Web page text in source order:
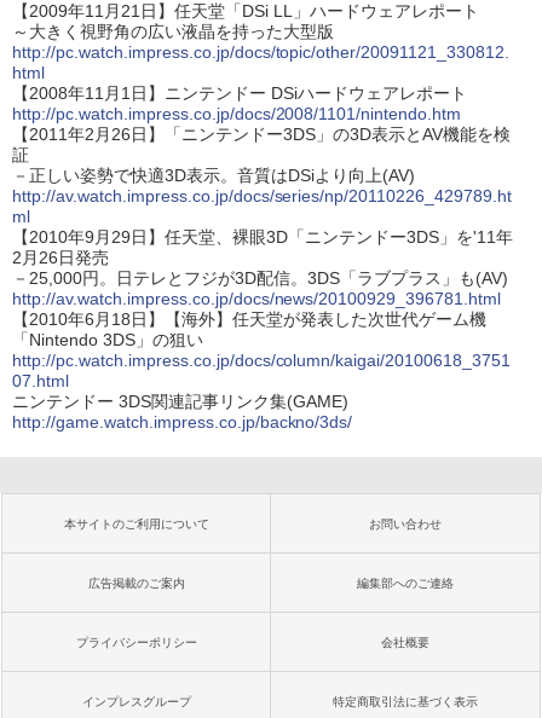
【2009年11月21日】任天堂「DSi LL」ハードウェアレポート
～大きく視野角の広い液晶を持った大型版
http://pc.watch.impress.co.jp/docs/topic/other/20091121_330812.
html
【2008年11月1日】ニンテンドー DSiハードウェアレポート
http://pc.watch.impress.co.jp/docs/2008/1101/nintendo.htm
【2011年2月26日】「ニンテンドー3DS」の3D表示とAV機能を検
証
－正しい姿勢で快適3D表示。音質はDSiより向上(AV)
http://av.watch.impress.co.jp/docs/series/np/20110226_429789.ht
ml
【2010年9月29日】任天堂、裸眼3D「ニンテンドー3DS」を'11年
2月26日発売
－25,000円。日テレとフジが3D配信。3DS「ラブプラス」も(AV)
http://av.watch.impress.co.jp/docs/news/20100929_396781.html
【2010年6月18日】【海外】任天堂が発表した次世代ゲーム機
「Nintendo 3DS」の狙い
http://pc.watch.impress.co.jp/docs/column/kaigai/20100618_3751
07.html
ニンテンドー 3DS関連記事リンク集(GAME)
http://game.watch.impress.co.jp/backno/3ds/
本サイトのご利用について お問い合わせ
広告掲載のご案内 編集部へのご連絡
プライバシーポリシー 会社概要
インプレスグループ 特定商取引法に基づく表示